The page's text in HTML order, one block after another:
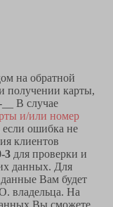
на обратной
получении карты,
В случае
и/или номер
если ошибка не
клиентов
3 для проверки и
данных. Для
Вам будет
владельца. На